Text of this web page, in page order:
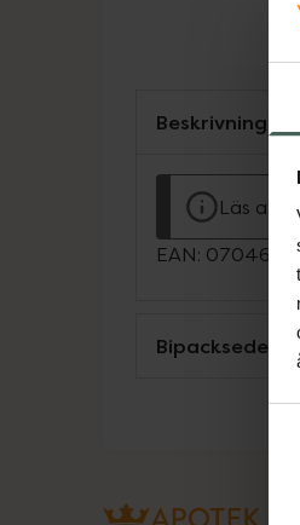
Beskrivning
Läs
EAN:
Bipacksedel